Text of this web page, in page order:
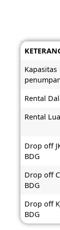
Kapasitas
Rental
Rental
Drop off
BDG
Drop off
BDG
Drop off
BDG